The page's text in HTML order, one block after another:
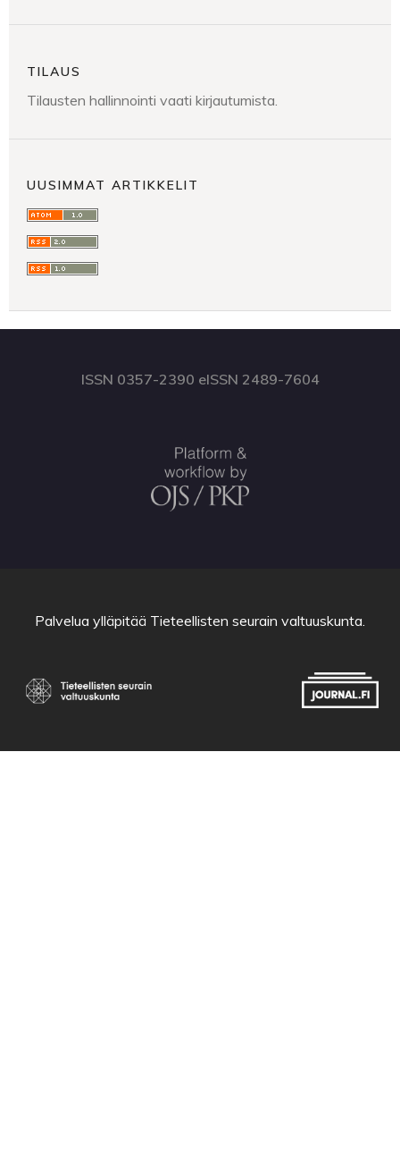
TILAUS
Tilausten hallinnointi vaati kirjautumista.
UUSIMMAT ARTIKKELIT
ISSN 0357-2390 eISSN 2489-7604
Palvelua ylläpitää Tieteellisten seurain valtuuskunta